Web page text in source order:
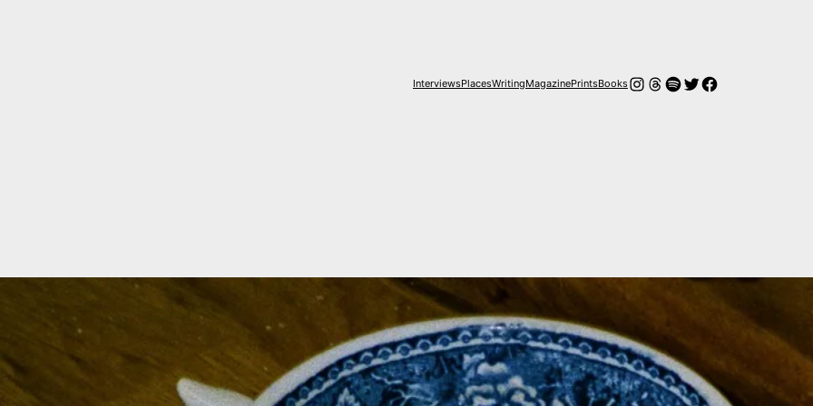
InterviewsPlacesWritingMagazinePrintsBooksInstagram
Threads
Spotify
Twitter
Facebook